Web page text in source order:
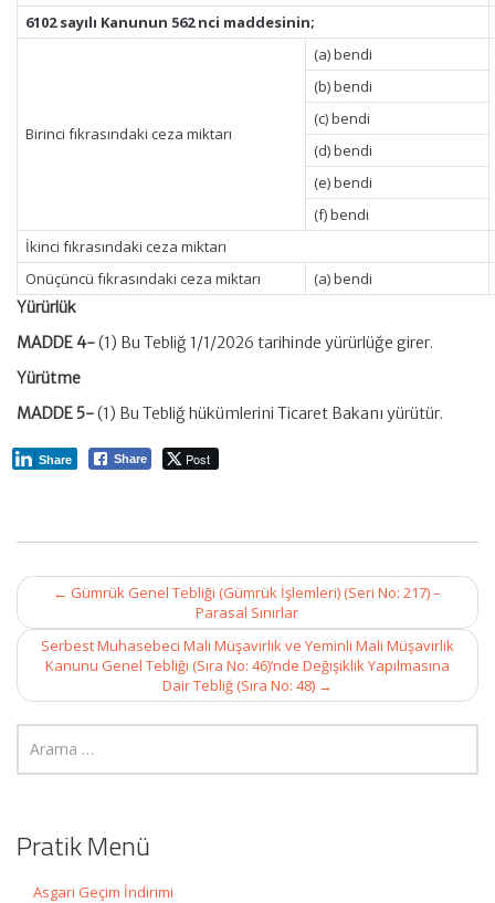
6102 sayılı Kanunun 562 nci maddesinin;
Birinci fıkrasındaki ceza miktarı
(a) bendi
(b) bendi
(c) bendi
(d) bendi
(e) bendi
(f) bendi
İkinci fıkrasındaki ceza miktarı
Onüçüncü fıkrasındaki ceza miktarı
(a) bendi
Yürürlük
MADDE 4-(1) Bu Tebliğ 1/1/2026 tarihinde yürürlüğe girer.
Yürütme
MADDE 5-(1) Bu Tebliğ hükümlerini Ticaret Bakanı yürütür.
Share Post
Share
Post
navigation
← Gümrük Genel Tebliği (Gümrük İşlemleri) (Seri No: 217) –
Parasal Sınırlar
Serbest Muhasebeci Mali Müşavirlik ve Yeminli Mali Müşavirlik
Kanunu Genel Tebliği (Sıra No: 46)’nde Değişiklik Yapılmasına
Dair Tebliğ (Sıra No: 48) →
Pratik Menü
Asgari Geçim İndirimi